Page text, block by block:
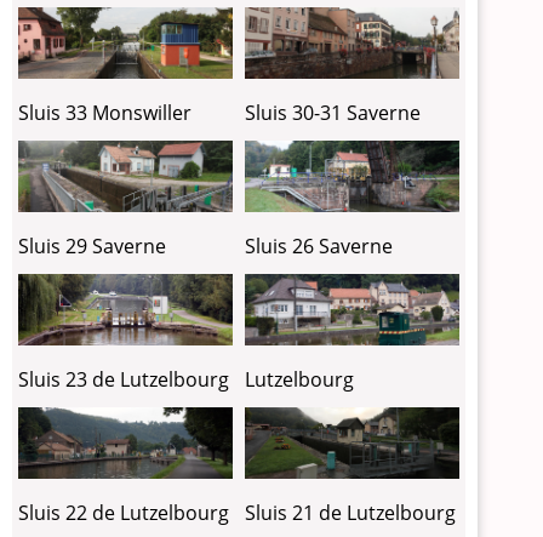
Sluis 33 Monswiller Sluis 30-31 Saverne
Sluis 29 Saverne Sluis 26 Saverne
Sluis 23 de Lutzelbourg Lutzelbourg
Sluis 22 de Lutzelbourg Sluis 21 de Lutzelbourg